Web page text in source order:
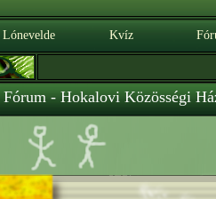
Lónevelde Kvíz
Fórum - Hokalovi Közösségi